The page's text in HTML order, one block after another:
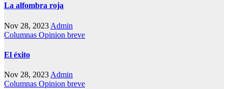
La alfombra roja
Nov 28, 2023 Admin
Columnas Opinion breve
El éxito
Nov 28, 2023 Admin
Columnas Opinion breve